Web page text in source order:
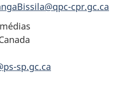
cpr.gc.ca
sp.gc.ca